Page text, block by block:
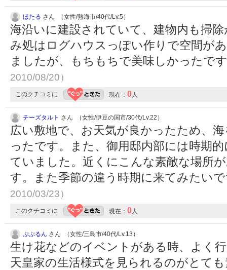
ほたる さん （女性/熱海市/40代/Lv.5）
海沿いに建設されていて、建物内も掃
み処はログハウスっぽい作りで空間が
ましたが、もちもちで美味しかったで
2010/08/20）
このクチコミに 現在： 0人
チーズタルト さん （女性/伊豆の国市/30代/Lv.22）
広い敷地で、お天気が良かったため、
ったです。また、御用邸内部には時期
ていました。近くにこんな素敵な場所
す。また季節の違う時期に来てみたい
2010/03/23）
このクチコミに 現在： 0人
ぷぷるん さん （女性/三島市/40代/Lv.13）
生け花などのイベントがある時、よく
天皇家の生活様式を見られるのがとて